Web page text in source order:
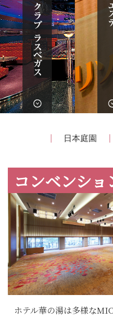
日本庭園
コンベンシ
ホテル華の湯は多様な